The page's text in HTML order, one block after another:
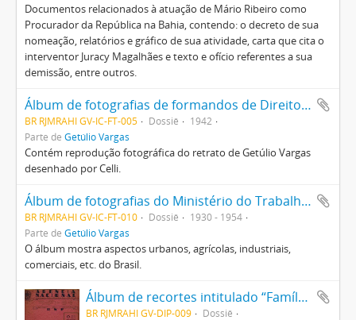
Documentos relacionados à atuação de Mário Ribeiro como
Procurador da República na Bahia, contendo: o decreto de sua
nomeação, relatórios e gráfico de sua atividade, carta que cita o
interventor Juracy Magalhães e texto e ofício referentes a sua
demissão, entre outros.
Álbum de fotografias de formandos de Direito da Universidade do Brasil
BR RJMRAHI GV-IC-FT-005 Dossiê
1942
Parte de Getúlio Vargas
Contém reprodução fotográfica do retrato de Getúlio Vargas
desenhado por Celli.
Álbum de fotografias do Ministério do Trabalho, Industria e Comércio oferecido a Getúlio Vargas
BR RJMRAHI GV-IC-FT-010 Dossiê
1930 - 1954
Parte de Getúlio Vargas
O álbum mostra aspectos urbanos, agrícolas, industriais,
comerciais, etc. do Brasil.
Álbum de recortes intitulado “Família do Presidente”
BR RJMRAHI GV-DIP-009
Dossiê